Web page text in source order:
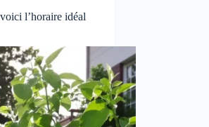
l’horaire idéal